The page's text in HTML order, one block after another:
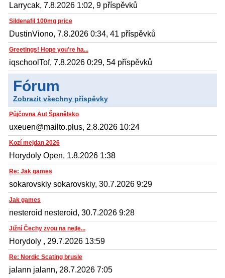
Larrycak, 7.8.2026 1:02, 9 příspěvků
Sildenafil 100mg price
DustinViono, 7.8.2026 0:34, 41 příspěvků
Greetings! Hope you're ha...
iqschoolTof, 7.8.2026 0:29, 54 příspěvků
Fórum
Zobrazit všechny příspěvky
Půjčovna Aut Španělsko
uxeuen@mailto.plus, 2.8.2026 10:24
Kozí mejdan 2026
Horydoly Open, 1.8.2026 1:38
Re: Jak games
sokarovskiy sokarovskiy, 30.7.2026 9:29
Jak games
nesteroid nesteroid, 30.7.2026 9:28
Jižní Čechy zvou na nejle...
Horydoly , 29.7.2026 13:59
Re: Nordic Scating brusle
jalann jalann, 28.7.2026 7:05